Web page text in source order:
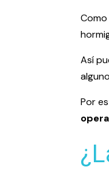
Así
Por